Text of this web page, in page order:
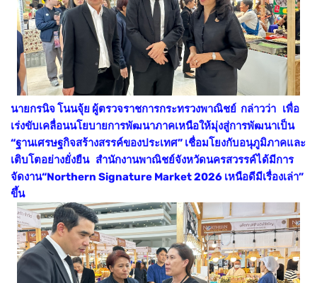
นายกรนิจ โนนจุ้ย ผู้ตรวจราชการกระทรวงพาณิชย์ กล่าวว่า เพื่อ
เร่งขับเคลื่อนนโยบายการพัฒนาภาคเหนือให้มุ่งสู่การพัฒนาเป็น
“ฐานเศรษฐกิจสร้างสรรค์ของประเทศ” เชื่อมโยงกับอนุภูมิภาคและ
เติบโตอย่างยั่งยืน สำนักงานพาณิชย์จังหวัดนครสวรรค์ได้มีการ
จัดงาน“Northern Signature Market 2026 เหนือดีมีเรื่องเล่า”
ขึ้น